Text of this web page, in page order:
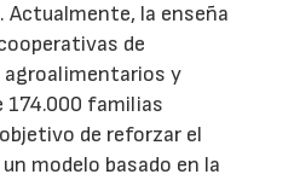
Actualmente, la enseña
de
y
174.000 familias
de reforzar el
modelo basado en la